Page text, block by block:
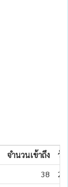
จำนวนเข้าถึง
วัน
38